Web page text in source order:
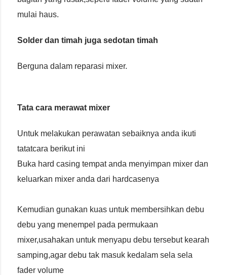
mulai haus.
Solder dan timah juga sedotan timah
Berguna dalam reparasi mixer.
Tata cara merawat mixer
Untuk melakukan perawatan sebaiknya anda ikuti
tatatcara berikut ini
Buka hard casing tempat anda menyimpan mixer dan
keluarkan mixer anda dari hardcasenya
Kemudian gunakan kuas untuk membersihkan debu
debu yang menempel pada permukaan
mixer,usahakan untuk menyapu debu tersebut kearah
samping,agar debu tak masuk kedalam sela sela
fader volume